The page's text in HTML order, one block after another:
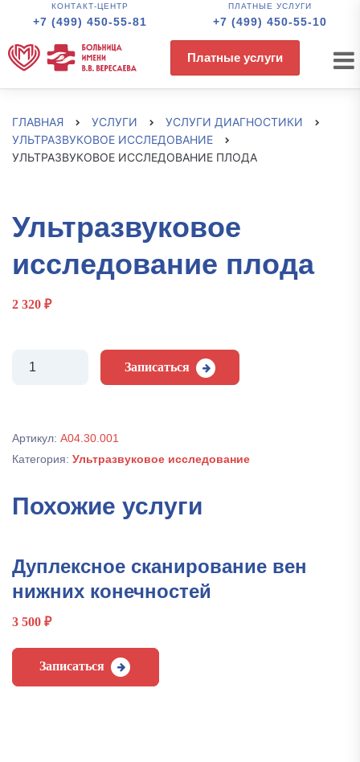
КОНТАКТ-ЦЕНТР
+7 (499) 450-55-81
ПЛАТНЫЕ УСЛУГИ
+7 (499) 450-55-10
Платные услуги
ГЛАВНАЯ УСЛУГИ
УСЛУГИ ДИАГНОСТИКИ
УЛЬТРАЗВУКОВОЕ ИССЛЕДОВАНИЕ
УЛЬТРАЗВУКОВОЕ ИССЛЕДОВАНИЕ ПЛОДА
Ультразвуковое
исследование плода
2 320 ₽
Ультразвуковое
Записаться
Артикул: А04.30.001
Категория: Ультразвуковое исследование
Похожие услуги
Дуплексное сканирование вен
нижних конечностей
3 500 ₽
Записаться